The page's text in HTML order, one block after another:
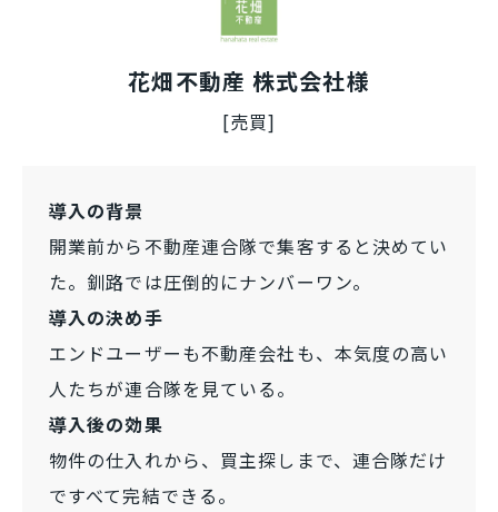
花畑不動産 株式会社様
[売買]
導入の背景
開業前から不動産連合隊で集客すると決めてい
た。釧路では圧倒的にナンバーワン。
導入の決め手
エンドユーザーも不動産会社も、本気度の高い
人たちが連合隊を見ている。
導入後の効果
物件の仕入れから、買主探しまで、連合隊だけ
ですべて完結できる。